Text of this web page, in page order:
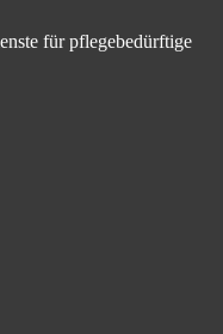
für pflegebedürftige